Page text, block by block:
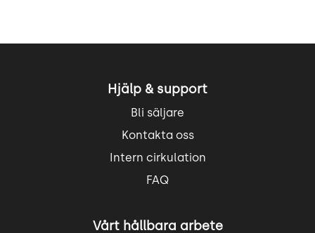
Hjälp & support
Bli säljare
Kontakta oss
Intern cirkulation
FAQ
Vårt hållbara arbete